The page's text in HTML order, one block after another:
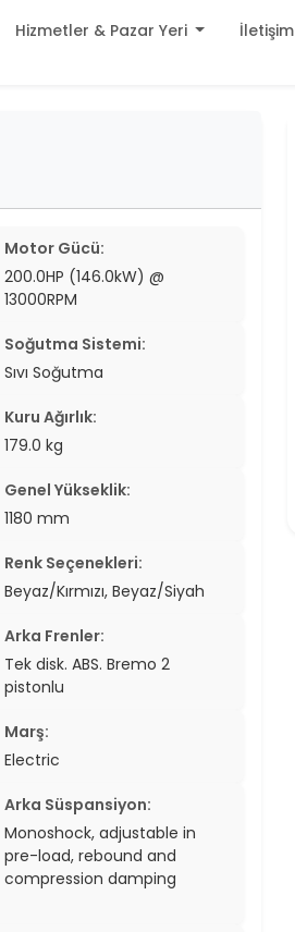
Hizmetler & Pazar Yeri İletişim
Motor Gücü:
200.0HP (146.0kW) @
13000RPM
Soğutma Sistemi:
Sıvı Soğutma
Kuru Ağırlık:
179.0 kg
Genel Yükseklik:
1180 mm
Renk Seçenekleri:
Beyaz/Kırmızı, Beyaz/Siyah
Arka Frenler:
Tek disk. ABS. Bremo 2
pistonlu
Marş:
Electric
Arka Süspansiyon:
Monoshock, adjustable in
pre-load, rebound and
compression damping